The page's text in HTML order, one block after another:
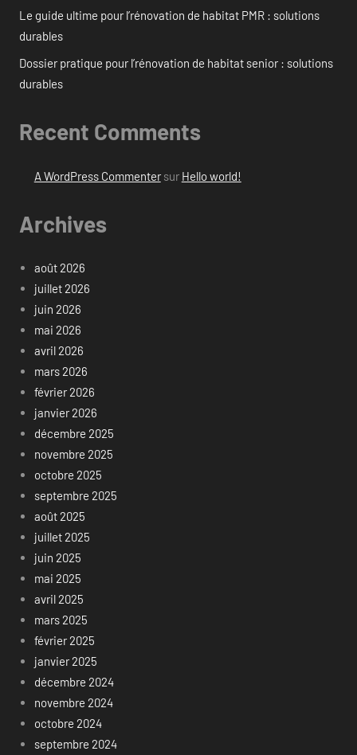
Le guide ultime pour l’rénovation de habitat PMR : solutions
durables
Dossier pratique pour l’rénovation de habitat senior : solutions
durables
Recent Comments
A WordPress Commentersur Hello world!
Archives
août 2026
juillet 2026
juin 2026
mai 2026
avril 2026
mars 2026
février 2026
janvier 2026
décembre 2025
novembre 2025
octobre 2025
septembre 2025
août 2025
juillet 2025
juin 2025
mai 2025
avril 2025
mars 2025
février 2025
janvier 2025
décembre 2024
novembre 2024
octobre 2024
septembre 2024